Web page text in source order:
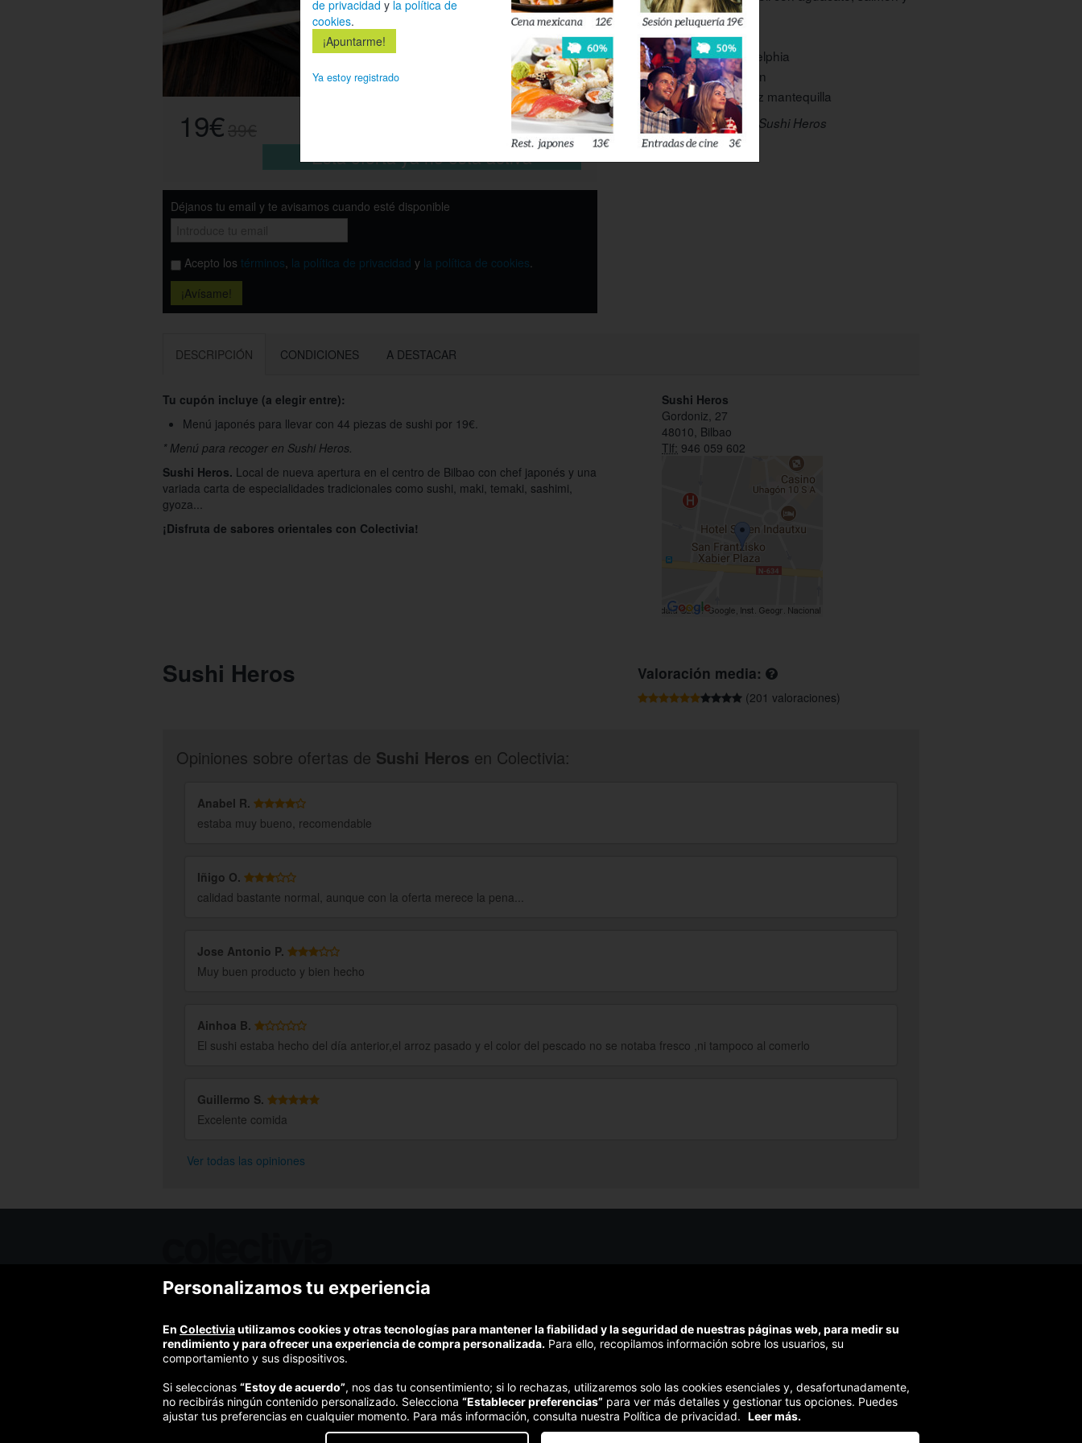
19€ 52%
Esta oferta ya no está activa
Déjanos tu email y te avisamos cuando esté disponible
Acepto los términos, la política de privacidad y la política de cookies.
queso.
8 piezas maki nabo
8 piezas maki philadelphia
2 piezas sushi salmón
2 piezas de sushi pez mantequilla
* Menú para recoger en Sushi Heros
DESCRIPCIÓN CONDICIONES A DESTACAR
Tu cupón incluye (a elegir entre):
Menú japonés para llevar con 44 piezas de sushi por 19€.
* Menú para recoger en Sushi Heros.
Sushi Heros. Local de nueva apertura en el centro de Bilbao con chef japonés y una
variada carta de especialidades tradicionales como sushi, maki, temaki, sashimi,
gyoza...
¡Disfruta de sabores orientales con Colectivia!
Sushi Heros
Gordoniz, 27
48010, Bilbao
Tlf: 946 059 602
Sushi Heros Valoración media:
(201 valoraciones)
Opiniones sobre ofertas de Sushi Heros en Colectivia:
Anabel R.
estaba muy bueno, recomendable
Iñigo O.
calidad bastante normal, aunque con la oferta merece la pena...
Jose Antonio P.
Muy buen producto y bien hecho
Ainhoa B.
El sushi estaba hecho del día anterior,el arroz pasado y el color del pescado no se notaba fresco ,ni tampoco al comerlo
Guillermo S.
Excelente comida
Ver todas las opiniones
Ofertas de hoy
Términos y condiciones
Política de privacidad y aviso legal
Política de cookies
¿Cómo funciona Colectivia?
Trabaja con nosotros
Estudio turismo de verano 2020
(Te respondemos en menos de 48h)
Compra segura
Personalizamos tu experiencia
En Colectiviautilizamos cookies y otras tecnologías para mantener la fiabilidad y la seguridad de nuestras páginas web, para medir su
rendimiento y para ofrecer una experiencia de compra personalizada. Para ello, recopilamos información sobre los usuarios, su
comportamiento y sus dispositivos.
Si seleccionas “Estoy de acuerdo”, nos das tu consentimiento; si lo rechazas, utilizaremos solo las cookies esenciales y, desafortunadamente,
no recibirás ningún contenido personalizado. Selecciona “Establecer preferencias” para ver más detalles y gestionar tus opciones. Puedes
ajustar tus preferencias en cualquier momento. Para más información, consulta nuestra Política de privacidad. Leer más.
de privacidad y la política de
cookies.
Ya estoy registrado